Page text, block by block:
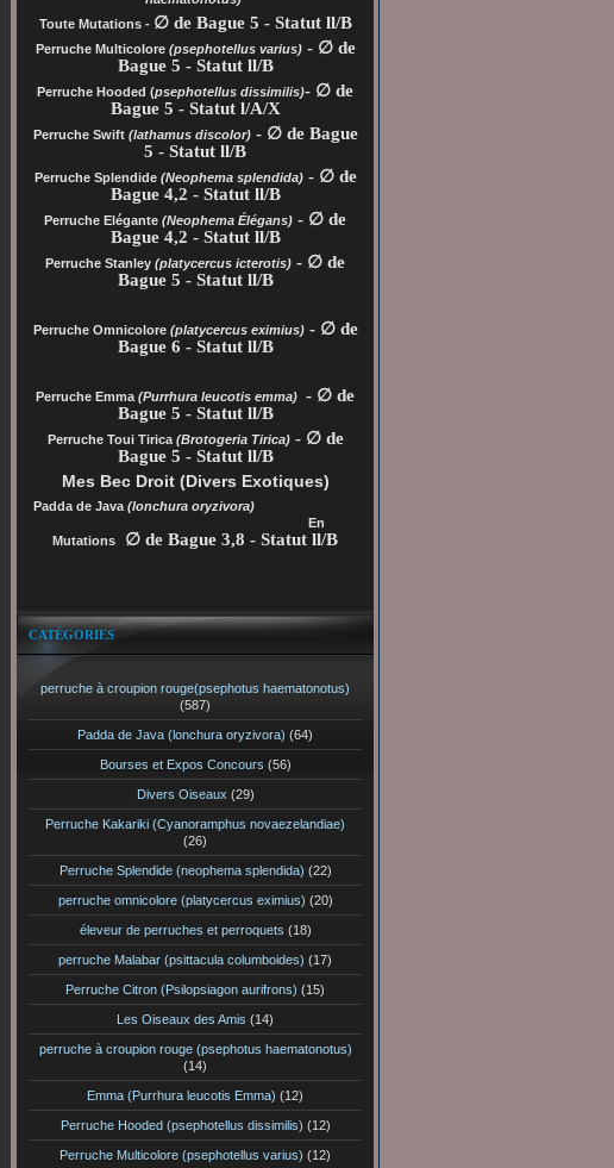
Toute Mutations - ∅ de Bague 5 - Statut ll/B
Perruche Multicolore (psephotellus varius)- ∅ de
Bague 5 - Statut ll/B
Perruche Hooded (psephotellus dissimilis)- ∅ de
Bague 5 - Statut l/A/X
Perruche Swift (lathamus discolor)- ∅ de Bague
5 - Statut ll/B
Perruche Splendide (Neophema splendida)- ∅ de
Bague 4,2 - Statut ll/B
Perruche Elégante (Neophema Élégans) - ∅ de
Bague 4,2 - Statut ll/B
Perruche Stanley (platycercus icterotis) - ∅ de
Bague 5 - Statut ll/B
Perruche Omnicolore (platycercus eximius)- ∅ de
Bague 6 - Statut ll/B
Perruche Emma (Purrhura leucotis emma) - ∅ de
Bague 5 - Statut ll/B
Perruche Toui Tirica (Brotogeria Tirica)- ∅ de
Bague 5 - Statut ll/B
Mes Bec Droit (Divers Exotiques)
Padda de Java(lonchura oryzivora)
En
Mutations
∅ de Bague 3,8 - Statut ll/B
CATÉGORIES
perruche à croupion rouge(psephotus haematonotus)
(587)
Padda de Java (lonchura oryzivora) (64)
Bourses et Expos Concours (56)
Divers Oiseaux (29)
Perruche Kakariki (Cyanoramphus novaezelandiae)
(26)
Perruche Splendide (neophema splendida) (22)
perruche omnicolore (platycercus eximius) (20)
éleveur de perruches et perroquets (18)
perruche Malabar (psittacula columboides) (17)
Perruche Citron (Psilopsiagon aurifrons) (15)
Les Oiseaux des Amis (14)
perruche à croupion rouge (psephotus haematonotus)
(14)
Emma (Purrhura leucotis Emma) (12)
Perruche Hooded (psephotellus dissimilis) (12)
Perruche Multicolore (psephotellus varius) (12)